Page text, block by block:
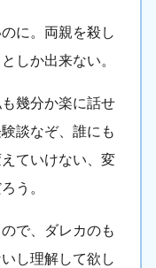
に。両親を殺し
しか出来ない。
幾分か楽に話せ
談なぞ、誰にも
ていけない、変
う。
で、ダレカのも
し理解して欲し